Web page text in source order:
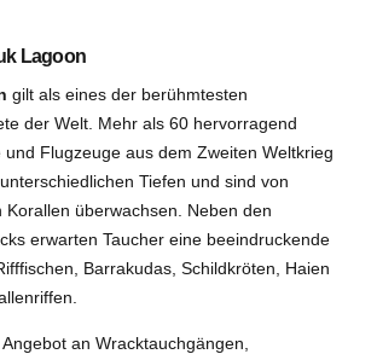
Lagoon
gilt als eines der berühmtesten
der Welt. Mehr als 60 hervorragend
Flugzeuge aus dem Zweiten Weltkrieg
Tiefen und sind von
Korallen überwachsen. Neben den
erwarten Taucher eine beeindruckende
Barrakudas, Schildkröten, Haien
an Wracktauchgängen,